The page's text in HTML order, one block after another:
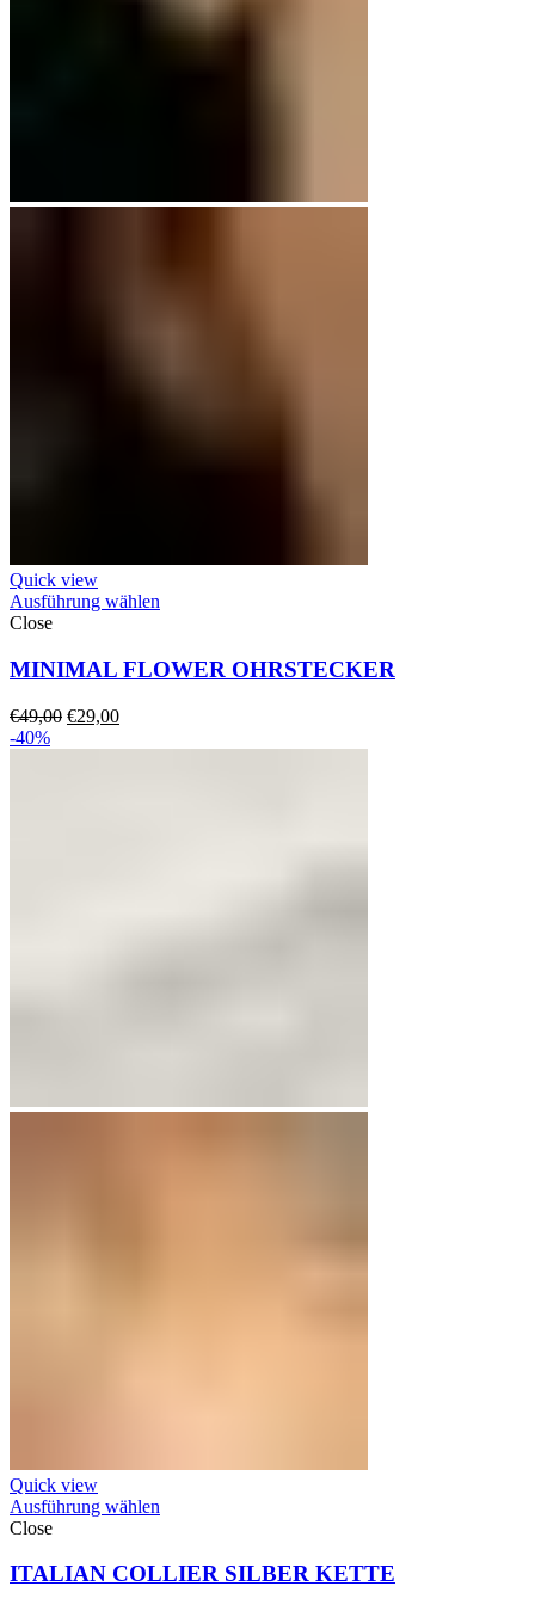
Quick view
Ausführung wählen
Close
MINIMAL FLOWER OHRSTECKER
€49,00 Ursprünglicher
€29,00Aktueller
-40%
Quick view
Ausführung wählen
Close
ITALIAN COLLIER SILBER KETTE